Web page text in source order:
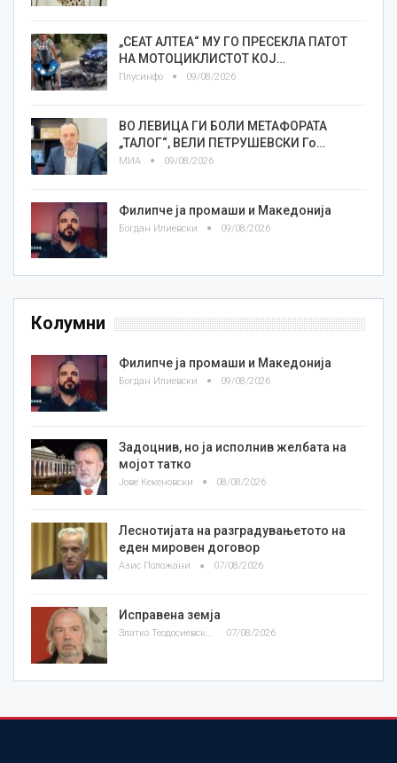
„СЕАТ АЛТЕА“ МУ ГО ПРЕСЕКЛА ПАТОТ
НА МОТОЦИКЛИСТОТ КОЈ…
Плусинфо 09/08/2026
ВО ЛЕВИЦА ГИ БОЛИ МЕТАФОРАТА
„ТАЛОГ“, ВЕЛИ ПЕТРУШЕВСКИ Го…
МИА 09/08/2026
Филипче ја промаши и Македонија
Богдан Илиевски 09/08/2026
Колумни
Филипче ја промаши и Македонија
Богдан Илиевски 09/08/2026
Задоцнив, но ја исполнив желбата на
мојот татко
Јове Кекеновски 08/08/2026
Леснотијата на разградувањетото на
еден мировен договор
Азис Положани 07/08/2026
Исправена земја
Златко Теодосиевски 07/08/2026